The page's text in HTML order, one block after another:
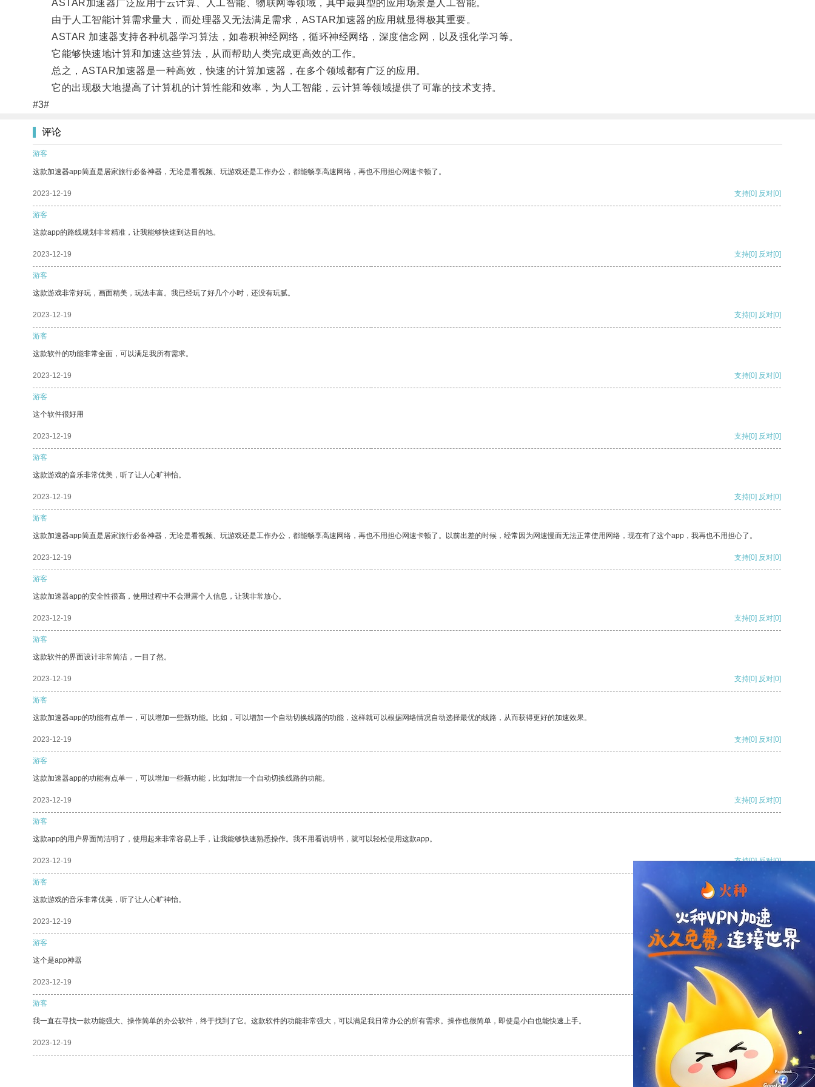
ASTAR加速器广泛应用于云计算、人工智能、物联网等领域，其中最典型的应用场景是人工智能。
由于人工智能计算需求量大，而处理器又无法满足需求，ASTAR加速器的应用就显得极其重要。
ASTAR 加速器支持各种机器学习算法，如卷积神经网络，循环神经网络，深度信念网，以及强化学习等。
它能够快速地计算和加速这些算法，从而帮助人类完成更高效的工作。
总之，ASTAR加速器是一种高效，快速的计算加速器，在多个领域都有广泛的应用。
它的出现极大地提高了计算机的计算性能和效率，为人工智能，云计算等领域提供了可靠的技术支持。
#3#
评论
游客
这款加速器app简直是居家旅行必备神器，无论是看视频、玩游戏还是工作办公，都能畅享高速网络，再也不用担心网速卡顿了。
2023-12-19 支持[0] 反对[0]
游客
这款app的路线规划非常精准，让我能够快速到达目的地。
2023-12-19 支持[0] 反对[0]
游客
这款游戏非常好玩，画面精美，玩法丰富。我已经玩了好几个小时，还没有玩腻。
2023-12-19 支持[0] 反对[0]
游客
这款软件的功能非常全面，可以满足我所有需求。
2023-12-19 支持[0] 反对[0]
游客
这个软件很好用
2023-12-19 支持[0] 反对[0]
游客
这款游戏的音乐非常优美，听了让人心旷神怡。
2023-12-19 支持[0] 反对[0]
游客
这款加速器app简直是居家旅行必备神器，无论是看视频、玩游戏还是工作办公，都能畅享高速网络，再也不用担心网速卡顿了。以前出差的时候，经常因为网速慢而无法正常使用网络，现在有了这个app，我再也不用担心了。
2023-12-19 支持[0] 反对[0]
游客
这款加速器app的安全性很高，使用过程中不会泄露个人信息，让我非常放心。
2023-12-19 支持[0] 反对[0]
游客
这款软件的界面设计非常简洁，一目了然。
2023-12-19 支持[0] 反对[0]
游客
这款加速器app的功能有点单一，可以增加一些新功能。比如，可以增加一个自动切换线路的功能，这样就可以根据网络情况自动选择最优的线路，从而获得更好的加速效果。
2023-12-19 支持[0] 反对[0]
游客
这款加速器app的功能有点单一，可以增加一些新功能，比如增加一个自动切换线路的功能。
2023-12-19 支持[0] 反对[0]
游客
这款app的用户界面简洁明了，使用起来非常容易上手，让我能够快速熟悉操作。我不用看说明书，就可以轻松使用这款app。
2023-12-19 支持[0] 反对[0]
游客
这款游戏的音乐非常优美，听了让人心旷神怡。
2023-12-19 支持[0] 反对
游客
这个是app神器
2023-12-19 支持
游客
我一直在寻找一款功能强大、操作简单的办公软件，终于找到了它。这款软件的功能非常强大，可以满足我日常办公的所有需求。操作也很简单，即使是小白也能快速上手。
2023-12-19 支持 反对 [0]